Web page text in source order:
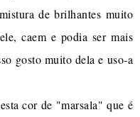
de brilhantes muito
caem e podia ser mais
gosto muito dela e uso-a
cor de "marsala" que é